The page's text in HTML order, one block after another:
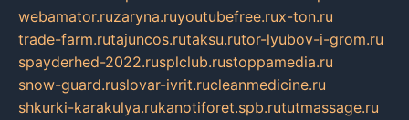
webamator.ruzaryna.ruyoutubefree.rux-ton.ru
trade-farm.rutajuncos.rutaksu.rutor-lyubov-i-grom.ru
spayderhed-2022.rusplclub.rustoppamedia.ru
snow-guard.ruslovar-ivrit.rucleanmedicine.ru
shkurki-karakulya.rukanotiforet.spb.rututmassage.ru